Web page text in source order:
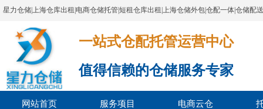
星力仓储|上海仓库出租|电商仓储托管|短租仓库出租|上海仓储外包|仓配一体|仓储配
一站式仓配托管运营中心​​​​​​​​​​​​​​​​​
值得信赖的仓储服务专家
网站首页 服务项目 电商云仓